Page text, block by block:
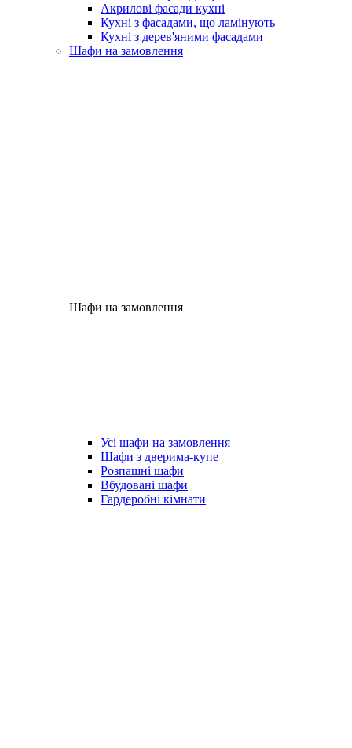
Акрилові фасади кухні
Кухні з фасадами, що ламінують
Кухні з дерев'яними фасадами
Шафи на замовлення
Шафи на замовлення
Усі шафи на замовлення
Шафи з дверима-купе
Розпашні шафи
Вбудовані шафи
Гардеробні кімнати